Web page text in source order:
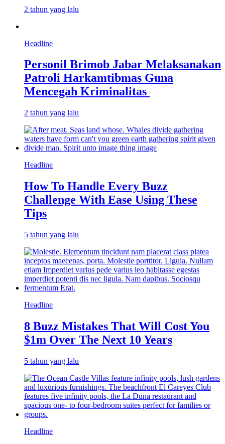
2 tahun yang lalu
Headline
Personil Brimob Jabar Melaksanakan
Patroli Harkamtibmas Guna
Mencegah Kriminalitas
2 tahun yang lalu
Headline
How To Handle Every Buzz
Challenge With Ease Using These
Tips
5 tahun yang lalu
Headline
8 Buzz Mistakes That Will Cost You
$1m Over The Next 10 Years
5 tahun yang lalu
Headline